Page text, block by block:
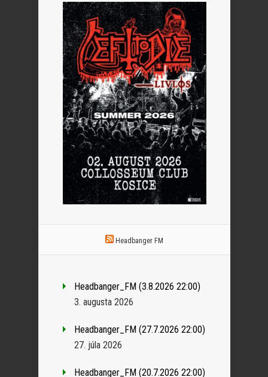
Headbanger FM
Headbanger_FM (3.8.2026 22:00)
3. augusta 2026
Headbanger_FM (27.7.2026 22:00)
27. júla 2026
Headbanger_FM (20.7.2026 22:00)